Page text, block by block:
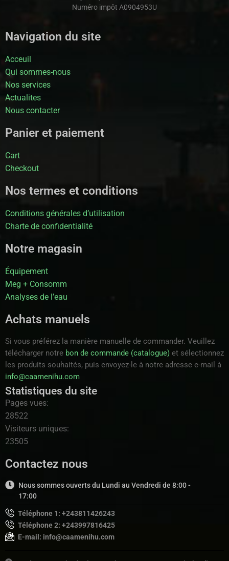
Numéro impôt A0904953U
Navigation du site
Acceuil
Qui sommes-nous
Nos services
Actualites
Nous contacter
Panier et paiement
Cart
Checkout
Nos termes et conditions
Conditions générales d’utilisation
Charte de confidentialité
Notre magasin
Équipement
Meg + Consomm
Analyses de l’eau
Achats manuels
Si vous préférez la manière manuelle de commander. Veuillez
télécharger notre bon de commande (catalogue) et sélectionnez
les produits souhaités, puis envoyez-le à notre adresse e-mail à
info@caamenihu.com
Statistiques du site
Pages vues:
28522
Visiteurs uniques:
23505
Contactez nous
Nous sommes ouverts du Lundi au Vendredi de 8:00 -
17:00
Téléphone 1: +243811426243
Téléphone 2: +243997816425
E-mail: info@caamenihu.com